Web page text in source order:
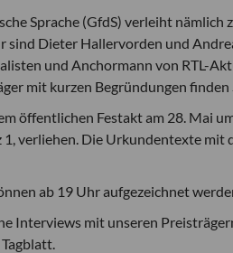
Sprache (GfdS) verleiht
sind Dieter Hallervorden und
und Anchormann von RTL-
mit kurzen Begründungen finden
öffentlichen Festakt am 28. Mai
verliehen. Die Urkundentexte mit
ab 19 Uhr aufgezeichnet
Interviews mit unseren